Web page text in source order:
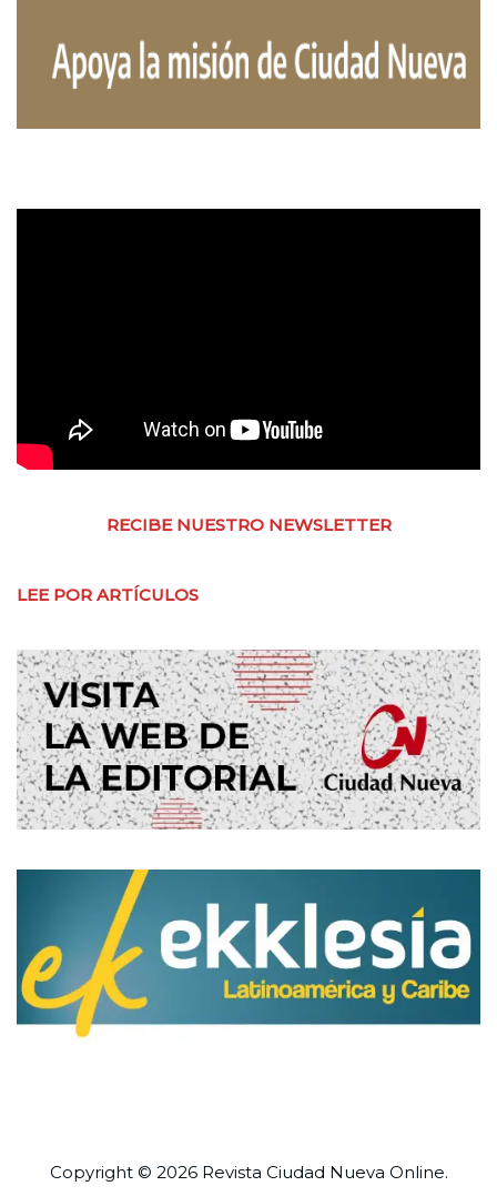
RECIBE NUESTRO NEWSLETTER
LEE POR ARTÍCULOS
Copyright © 2026 Revista Ciudad Nueva Online.